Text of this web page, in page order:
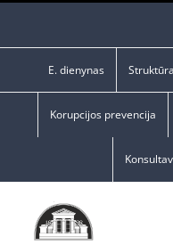
E. dienynas
Korupcijos prevencija